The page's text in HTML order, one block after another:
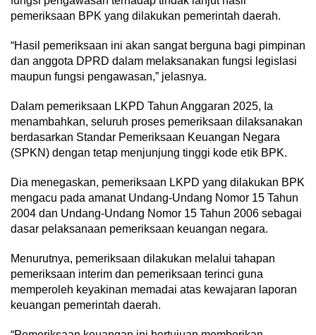
pemeriksaan BPK yang dilakukan pemerintah daerah.
“Hasil pemeriksaan ini akan sangat berguna bagi pimpinan
dan anggota DPRD dalam melaksanakan fungsi legislasi
maupun fungsi pengawasan,” jelasnya.
Dalam pemeriksaan LKPD Tahun Anggaran 2025, Ia
menambahkan, seluruh proses pemeriksaan dilaksanakan
berdasarkan Standar Pemeriksaan Keuangan Negara
(SPKN) dengan tetap menjunjung tinggi kode etik BPK.
Dia menegaskan, pemeriksaan LKPD yang dilakukan BPK
mengacu pada amanat Undang-Undang Nomor 15 Tahun
2004 dan Undang-Undang Nomor 15 Tahun 2006 sebagai
dasar pelaksanaan pemeriksaan keuangan negara.
Menurutnya, pemeriksaan dilakukan melalui tahapan
pemeriksaan interim dan pemeriksaan terinci guna
memperoleh keyakinan memadai atas kewajaran laporan
keuangan pemerintah daerah.